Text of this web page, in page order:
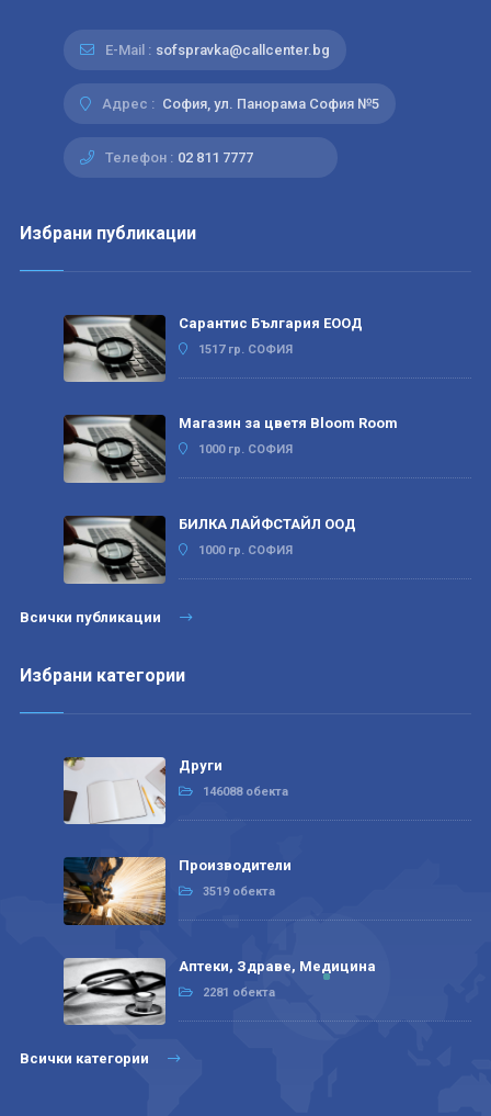
E-Mail : sofspravka@callcenter.bg
Адрес : София, ул. Панорама София №5
Телефон : 02 811 7777
Избрани публикации
Сарантис България ЕООД
1517 гр. СОФИЯ
Магазин за цветя Bloom Room
1000 гр. СОФИЯ
БИЛКА ЛАЙФСТАЙЛ ООД
1000 гр. СОФИЯ
Всички публикации
Избрани категории
Други
146088 обекта
Производители
3519 обекта
Аптеки, Здраве, Медицина
2281 обекта
Всички категории